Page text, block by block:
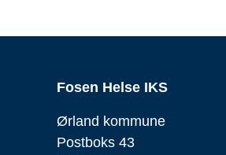
Fosen Helse IKS
Ørland kommune
Postboks 43